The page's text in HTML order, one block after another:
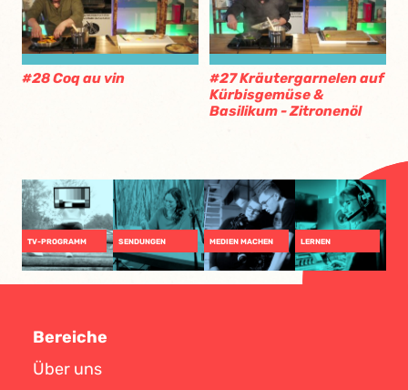
#28 Coq au vin
#27 Kräutergarnelen auf
Kürbisgemüse &
Basilikum - Zitronenöl
TV-PROGRAMM SENDUNGEN MEDIEN MACHEN LERNEN
Bereiche
Über uns